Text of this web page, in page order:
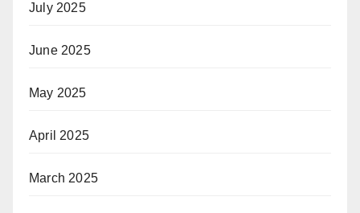
July 2025
June 2025
May 2025
April 2025
March 2025